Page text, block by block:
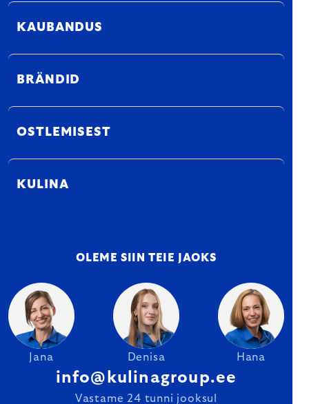
KAUBANDUS
BRÄNDID
OSTLEMISEST
KULINA
OLEME SIIN TEIE JAOKS
Jana Denisa Hana
info@kulinagroup.ee
Vastame 24 tunni jooksul